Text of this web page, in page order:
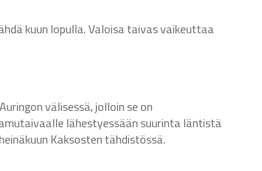
kuun lopulla. Valoisa taivas vaikeuttaa
välisessä, jolloin se on
lähestyessään suurinta läntistä
Kaksosten tähdistössä.